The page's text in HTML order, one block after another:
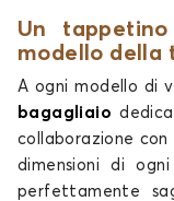
Un
modello della
A ogni modello di
bagagliaio
collaborazione
dimensioni di
perfettamente